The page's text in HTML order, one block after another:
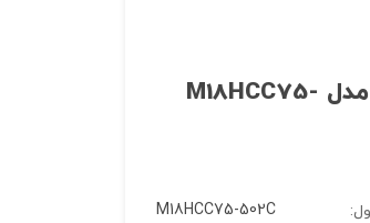
کابل بر75میلیمتري هیدرولیکی 18ولت شارژی میلواکی مدل M18HCC75-
M18HCC75-502C